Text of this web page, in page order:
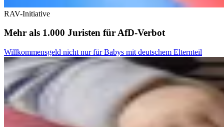
RAV-Initiative
Mehr als 1.000 Juristen für AfD-Verbot
Willkommensgeld nicht nur für Babys mit deutschem Elternteil